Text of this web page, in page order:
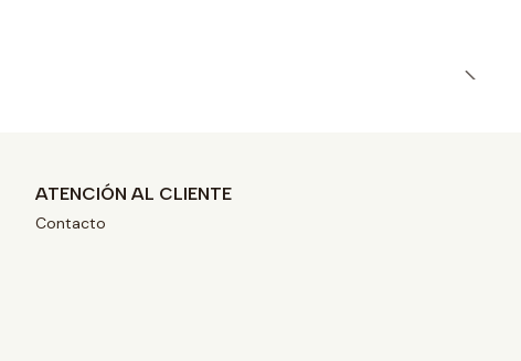
ATENCIÓN AL CLIENTE
Contacto